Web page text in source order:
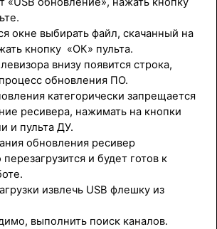
окне выбирать файл, скачанный на
кнопку «ОК» пульта.
внизу появится строка,
обновления ПО.
категорически запрещается
ресивера, нажимать на кнопки
и пульта ДУ.
обновления ресивер
и будет готов к
извлечь USB флешку из
выполнить поиск каналов.